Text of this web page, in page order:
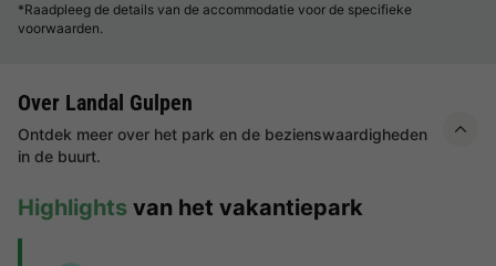
*Raadpleeg de details van de accommodatie voor de specifieke
voorwaarden.
Over Landal Gulpen
Ontdek meer over het park en de bezienswaardigheden
in de buurt.
Highlights van het vakantiepark